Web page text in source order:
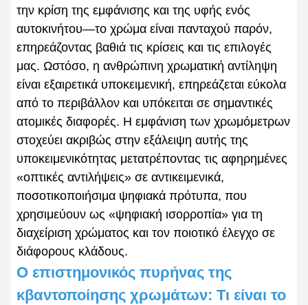
την κρίση της εμφάνισης και της υφής ενός
αυτοκινήτου—το χρώμα είναι πανταχού παρόν,
επηρεάζοντας βαθιά τις κρίσεις και τις επιλογές
μας. Ωστόσο, η ανθρώπινη χρωματική αντίληψη
είναι εξαιρετικά υποκειμενική, επηρεάζεται εύκολα
από το περιβάλλον και υπόκειται σε σημαντικές
ατομικές διαφορές. Η εμφάνιση των χρωμόμετρων
στοχεύει ακριβώς στην εξάλειψη αυτής της
υποκειμενικότητας μετατρέποντας τις αφηρημένες
«οπτικές αντιλήψεις» σε αντικειμενικά,
ποσοτικοποιήσιμα ψηφιακά πρότυπα, που
χρησιμεύουν ως «ψηφιακή ισορροπία» για τη
διαχείριση χρώματος και τον ποιοτικό έλεγχο σε
διάφορους κλάδους.
Ο επιστημονικός πυρήνας της
κβαντοποίησης χρωμάτων: Τι είναι το